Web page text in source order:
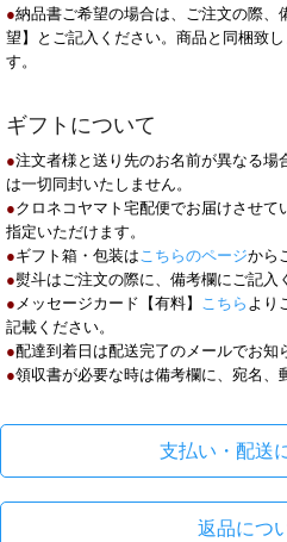
●納品書ご希望の場合は、ご注文の際、
望】とご記入ください。商品と同梱致
す。
ギフトについて
●注文者様と送り先のお名前が異なる場
は一切同封いたしません。
●クロネコヤマト宅配便でお届けさせ
指定いただけます。
●ギフト箱・包装は こちらのページから
●熨斗はご注文の際に、備考欄にご記入
● メッセージカード【有料】 こちら より
記載ください。
●配達到着日は配送完了のメールでお知
●領収書が必要な時は備考欄に、宛名、
支払い・配送
返品につ